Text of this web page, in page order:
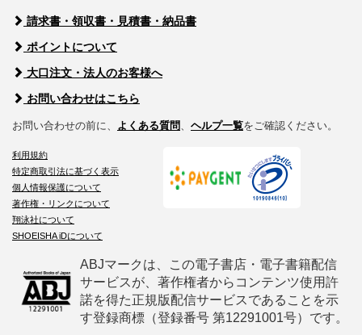
請求書・領収書・見積書・納品書
ポイントについて
大口注文・法人のお客様へ
お問い合わせはこちら
お問い合わせの前に、 よくある質問、 ヘルプ一覧をご確認ください。
利用規約
特定商取引法に基づく表示
個人情報保護について
著作権・リンクについて
翔泳社について
SHOEISHA iDについて
ABJマークは、この電子書店・電子書籍配信
サービスが、著作権者からコンテンツ使用許
諾を得た正規版配信サービスであることを示
す登録商標（登録番号 第12291001号）です。